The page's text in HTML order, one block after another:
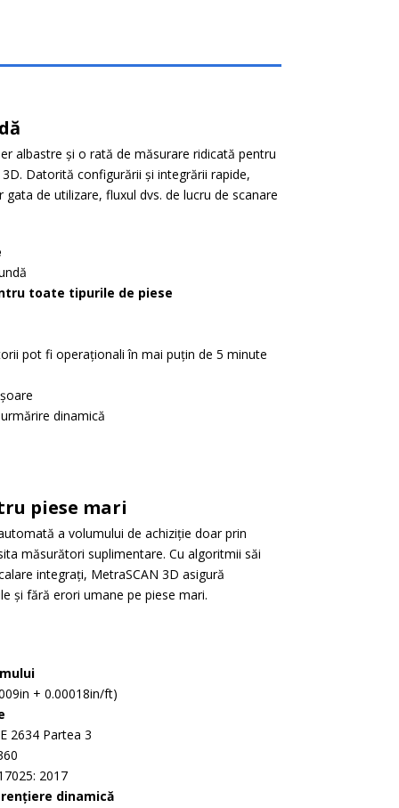
albastre și o rată de măsurare ridicată pentru
Datorită configurării și integrării rapide,
de utilizare, fluxul dvs. de lucru de scanare
toate tipurile de piese
pot fi operaționali în mai puțin de 5 minute
dinamică
piese mari
a volumului de achiziție doar prin
măsurători suplimentare. Cu algoritmii săi
integrați, MetraSCAN 3D asigură
și fără erori umane pe piese mari.
+ 0.00018in/ft)
2634 Partea 3
2017
dinamică